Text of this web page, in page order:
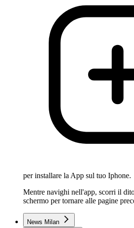
per installare la App sul tuo Iphone.
Mentre navighi nell'app, scorri il
schermo per tornare alle pagine
News Milan